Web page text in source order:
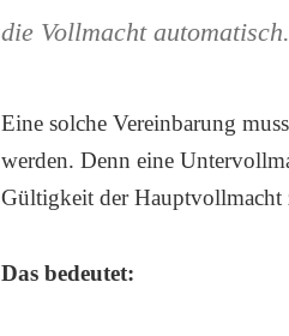
die Vollmacht automatisch.
Eine solche Vereinbarung
werden. Denn eine
Gültigkeit der Hauptvollmacht
Das bedeutet: